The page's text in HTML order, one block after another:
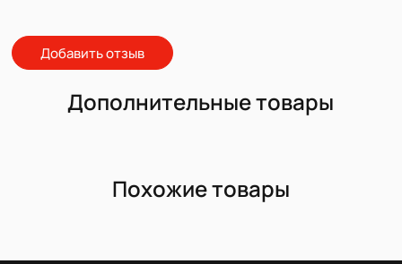
Добавить отзыв
Дополнительные товары
Похожие товары